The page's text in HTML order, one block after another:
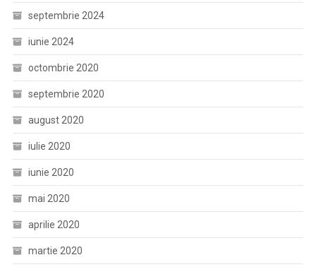
septembrie 2024
iunie 2024
octombrie 2020
septembrie 2020
august 2020
iulie 2020
iunie 2020
mai 2020
aprilie 2020
martie 2020